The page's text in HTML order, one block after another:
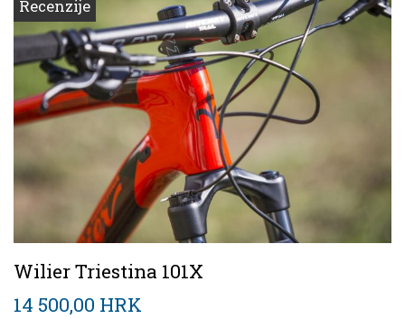
Recenzije
Wilier Triestina 101X
14 500,00 HRK